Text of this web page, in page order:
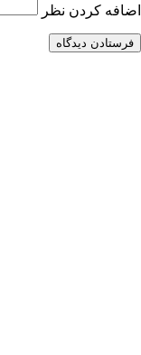
اضافه کردن نظر
فرستادن دیدگاه